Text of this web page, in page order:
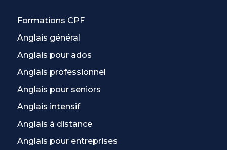
Formations CPF
Anglais général
Anglais pour ados
Anglais professionnel
Anglais pour seniors
Anglais intensif
Anglais à distance
Anglais pour entreprises